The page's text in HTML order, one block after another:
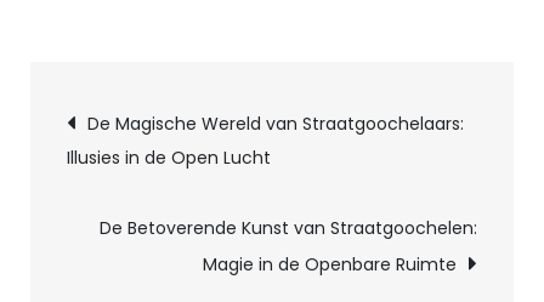
leven
Berichtnavigatie
De Magische Wereld van Straatgoochelaars:
Illusies in de Open Lucht
De Betoverende Kunst van Straatgoochelen:
Magie in de Openbare Ruimte